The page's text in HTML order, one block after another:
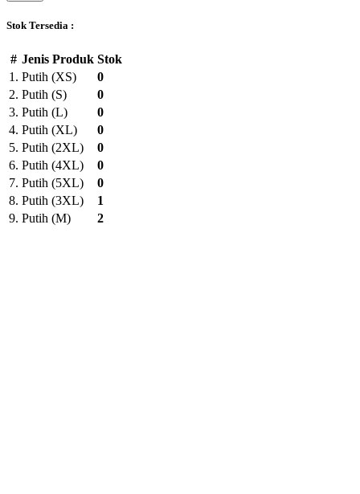
Stok Tersedia :
# Jenis Produk Stok
1. Putih (XS)
0
2. Putih (S)
0
3. Putih (L)
0
4. Putih (XL)
0
5. Putih (2XL)
0
6. Putih (4XL)
0
7. Putih (5XL)
0
8. Putih (3XL)
1
9. Putih (M) 2